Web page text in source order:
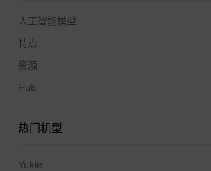
人工智能模型
特点
资源
Hub
热门机型
Yukie